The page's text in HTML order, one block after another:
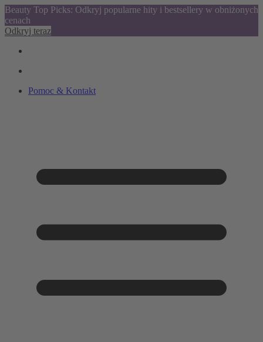
Beauty Top Picks: Odkryj popularne hity i bestsellery w obniżonych
cenach
Odkryj teraz
Pomoc & Kontakt